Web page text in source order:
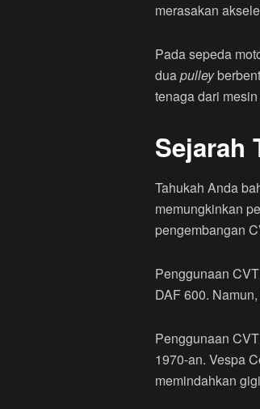
merasakan
Pada sepeda
duapulley
tenaga dari
Sejarah
Tahukah Anda
memungkinkan
pengembangan
Penggunaan
DAF 600.
Penggunaan
1970-an. Vespa
memindahkan